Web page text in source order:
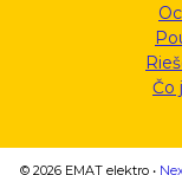
Čo
© 2026 EMAT elektro •